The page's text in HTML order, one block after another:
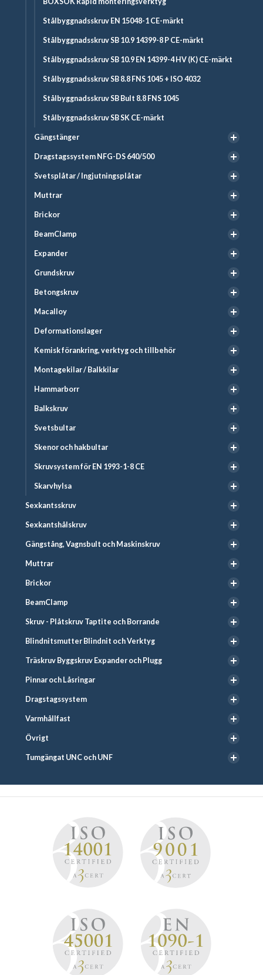
Stålbyggnadsskruv EN 15048-1 CE-märkt
Stålbyggnadsskruv SB 10.9 14399-8 P CE-märkt
Stålbyggnadsskruv SB 10.9 EN 14399-4 HV (K) CE-märkt
Stålbyggnadsskruv SB 8.8 FNS 1045 + ISO 4032
Stålbyggnadsskruv SB Bult 8.8 FNS 1045
Stålbyggnadsskruv SB SK CE-märkt
Gängstänger
Dragstagssystem NFG-DS 640/500
Svetsplåtar / Ingjutningsplåtar
Muttrar
Brickor
BeamClamp
Expander
Grundskruv
Betongskruv
Macalloy
Deformationslager
Kemisk förankring, verktyg och tillbehör
Montagekilar / Balkkilar
Hammarborr
Balkskruv
Svetsbultar
Skenor och hakbultar
Skruvsystem för EN 1993-1-8 CE
Skarvhylsa
Sexkantsskruv
Sexkantshålskruv
Gängstång, Vagnsbult och Maskinskruv
Muttrar
Brickor
BeamClamp
Skruv - Plåtskruv Taptite och Borrande
Blindnitsmutter Blindnit och Verktyg
Träskruv Byggskruv Expander och Plugg
Pinnar och Låsringar
Dragstagssystem
Varmhållfast
Övrigt
Tumgängat UNC och UNF